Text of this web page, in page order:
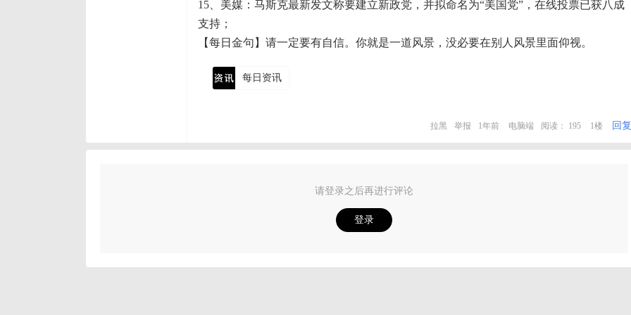
15、美媒：马斯克最新发文称要建立新政党，并拟命名为“美国党”，在线投票已获八成
支持；
【每日金句】请一定要有自信。你就是一道风景，没必要在别人风景里面仰视。
每日资讯
拉黑 举报 1年前 电脑端 阅读： 195 1楼 回复
请登录之后再进行评论
登录